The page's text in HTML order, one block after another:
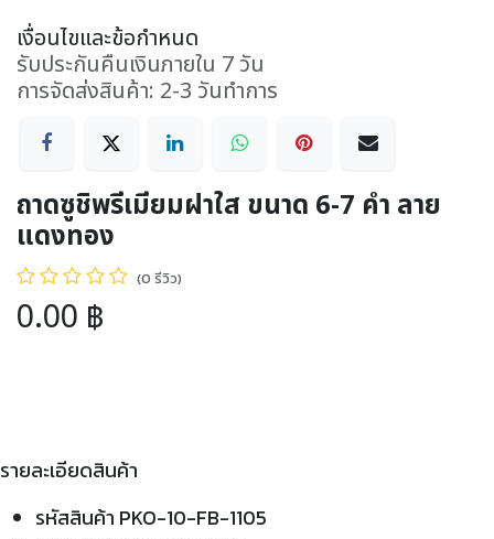
เงื่อนไขและข้อกำหนด
รับประกันคืนเงินภายใน 7 วัน
การจัดส่งสินค้า: 2-3 วันทำการ
ถาดซูชิพรีเมียมฝาใส ขนาด 6-7 คำ ลาย
แดงทอง
(0 รีวิว)
0.00 ฿
รายละเอียดสินค้า
รหัสสินค้า PKO-10-FB-1105